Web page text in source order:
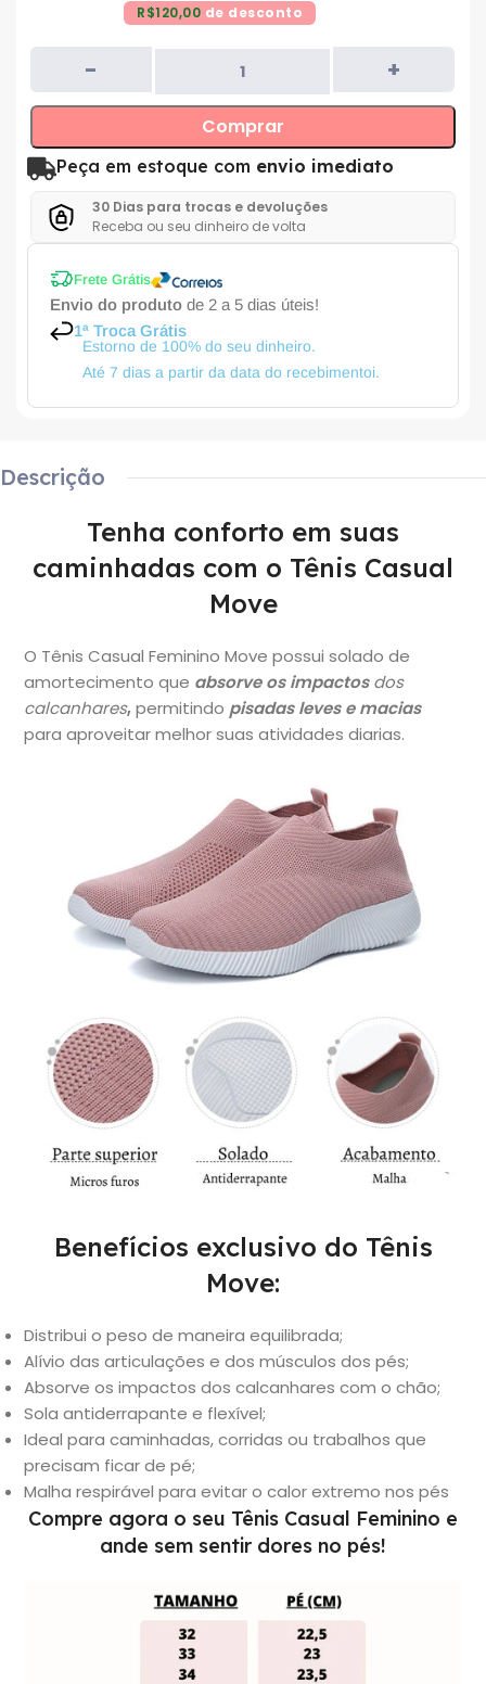
R$120,00 de desconto
Comprar
Peça em estoque com envio imediato
30 Dias para trocas e devoluções
Receba ou seu dinheiro de volta
Frete Grátis
Envio do produto de 2 a 5 dias úteis!
1ª Troca Grátis
Estorno de 100% do seu dinheiro.
Até 7 dias a partir da data do recebimentoi.
Descrição
Tenha conforto em suas
caminhadas com o Tênis Casual
Move
O Tênis Casual Feminino Move possui solado de
amortecimento que absorve os impactosdos
calcanhares, permitindo pisadas leves e macias
para aproveitar melhor suas atividades diarias.
Benefícios exclusivo do Tênis
Move:
Distribui o peso de maneira equilibrada;
Alívio das articulações e dos músculos dos pés;
Absorve os impactos dos calcanhares com o chão;
Sola antiderrapante e flexível;
Ideal para caminhadas, corridas ou trabalhos que
precisam ficar de pé;
Malha respirável para evitar o calor extremo nos pés
Compre agora o seu Tênis Casual Feminino e
ande sem sentir dores no pés!